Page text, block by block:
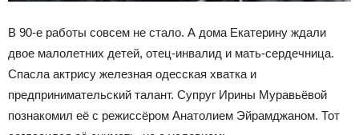
В 90-е работы совсем не стало. А дома Екатерину ждали
двое малолетних детей, отец-инвалид и мать-сердечница.
Спасла актрису железная одесская хватка и
предпринимательский талант. Супруг Ирины Муравьёвой
познакомил её с режиссёром Анатолием Эйрамджаном. Тот